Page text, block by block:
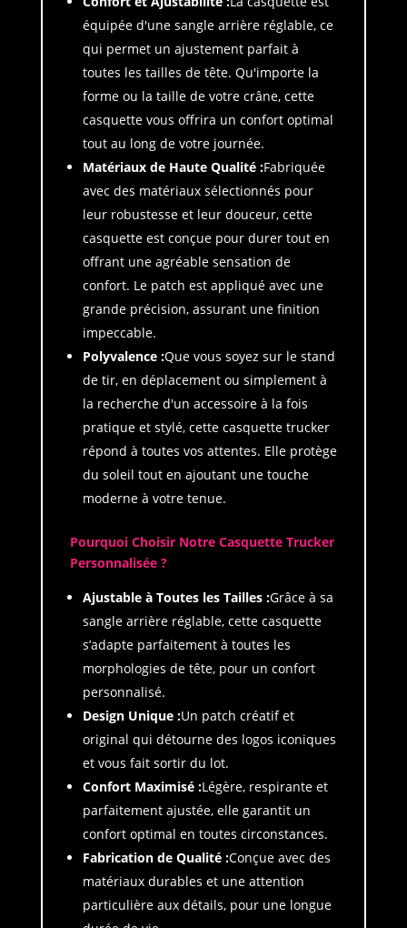
équipée d'une sangle arrière réglable, ce
qui permet un ajustement parfait à
toutes les tailles de tête. Qu'importe la
forme ou la taille de votre crâne, cette
casquette vous offrira un confort optimal
tout au long de votre journée.
Matériaux de Haute Qualité :Fabriquée
avec des matériaux sélectionnés pour
leur robustesse et leur douceur, cette
casquette est conçue pour durer tout en
offrant une agréable sensation de
confort. Le patch est appliqué avec une
grande précision, assurant une finition
impeccable.
Polyvalence :Que vous soyez sur le stand
de tir, en déplacement ou simplement à
la recherche d'un accessoire à la fois
pratique et stylé, cette casquette trucker
répond à toutes vos attentes. Elle protège
du soleil tout en ajoutant une touche
moderne à votre tenue.
Pourquoi Choisir Notre Casquette Trucker
Personnalisée ?
Ajustable à Toutes les Tailles :Grâce à sa
sangle arrière réglable, cette casquette
s’adapte parfaitement à toutes les
morphologies de tête, pour un confort
personnalisé.
Design Unique :Un patch créatif et
original qui détourne des logos iconiques
et vous fait sortir du lot.
Confort Maximisé :Légère, respirante et
parfaitement ajustée, elle garantit un
confort optimal en toutes circonstances.
Fabrication de Qualité :Conçue avec des
matériaux durables et une attention
particulière aux détails, pour une longue